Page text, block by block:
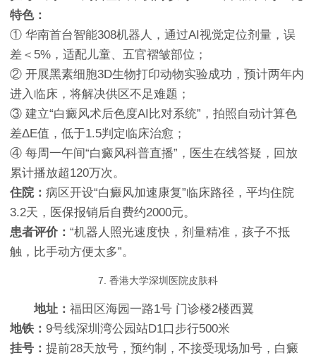
特色：
① 华南首台智能308机器人，通过AI视觉定位剂量，误
差＜5%，适配儿童、五官褶皱部位；
② 开展黑素细胞3D生物打印动物实验成功，预计两年内
进入临床，将解决供区不足难题；
③ 建立“白癜风术后色度AI比对系统”，拍照自动计算色
差ΔE值，低于1.5判定临床治愈；
④ 每周一午间“白癜风科普直播”，医生在线答疑，回放
累计播放超120万次。
住院： 病区开设“白癜风加速康复”临床路径，平均住院
3.2天，医保报销后自费约2000元。
患者评价： “机器人照光速度快，剂量精准，孩子不抵
触，比手动方便太多”。
7. 香港大学深圳医院皮肤科
地址： 福田区海园一路1号 门诊楼2楼西翼
地铁： 9号线深圳湾公园站D1口步行500米
挂号： 提前28天放号，预约制，不接受现场加号，白癜